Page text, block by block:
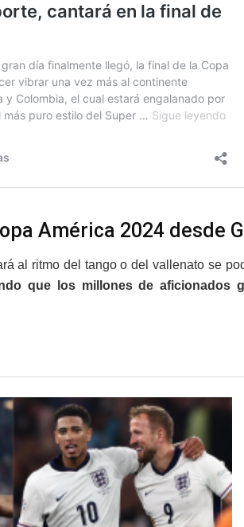
América 2024 desde
al ritmo del tango o del vallenato se
que los millones de aficionados